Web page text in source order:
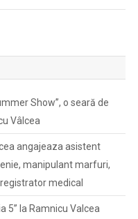
Show”, o seară de
Vâlcea
angajeaza asistent
manipulant marfuri,
medical
5” la Ramnicu Valcea